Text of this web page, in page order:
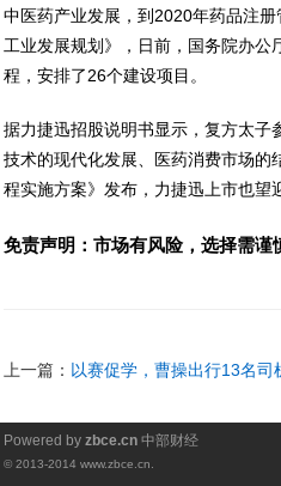
中医药产业发展，到2020年药品注
工业发展规划》，日前，国务院办
程，安排了26个建设项目。
据力捷迅招股说明书显示，复方太子
技术的现代化发展、医药消费市场的
程实施方案》发布，力捷迅上市也望
免责声明：市场有风险，选择需谨
上一篇： 以赛促学，曹操出行13名
Powered by zbce.cn 中部财经
© 2013-2014 www.zbce.cn.